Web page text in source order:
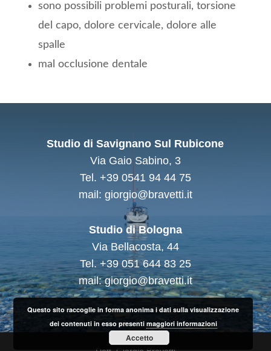
sono possibili problemi posturali, torsione
del capo, dolore cervicale, dolore alle
spalle
mal occlusione dentale
Studio di Savignano Sul Rubicone
Via Gaio Sabino, 3
Tel. +39 0541 94 44 75
mail: giorgio@bravetti.it
Studio di Bologna
Via Bellacosta, 44
Tel. +39 051 644 83 25
mail: giorgio@bravetti.it
Questo sito raccoglie in forma anonima i dati sulla visualizzazione
dei contenuti in esso presenti maggiori informazioni
Accetto